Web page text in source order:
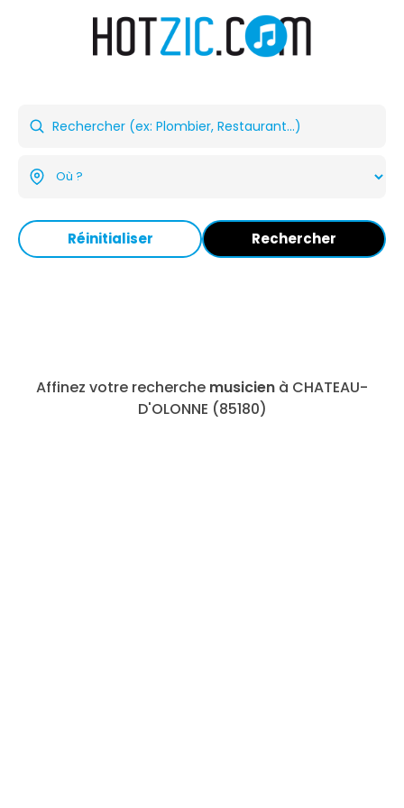
Réinitialiser Rechercher
Affinez votre recherche musicien à CHATEAU-
D'OLONNE (85180)